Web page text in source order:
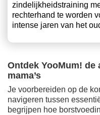
zindelijkheidstraining
rechterhand te worden
intense jaren van het
Ontdek YooMum!
mama’s
Je voorbereiden op de
navigeren tussen
begrijpen hoe